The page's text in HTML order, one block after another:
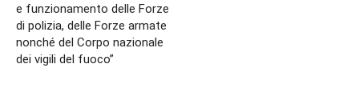
e funzionamento delle Forze
di polizia, delle Forze armate
nonché del Corpo nazionale
dei vigili del fuoco”